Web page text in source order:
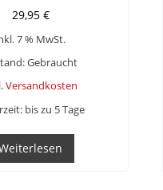
29,95 €
7 % MwSt.
Gebraucht
Versandkosten
bis zu 5 Tage